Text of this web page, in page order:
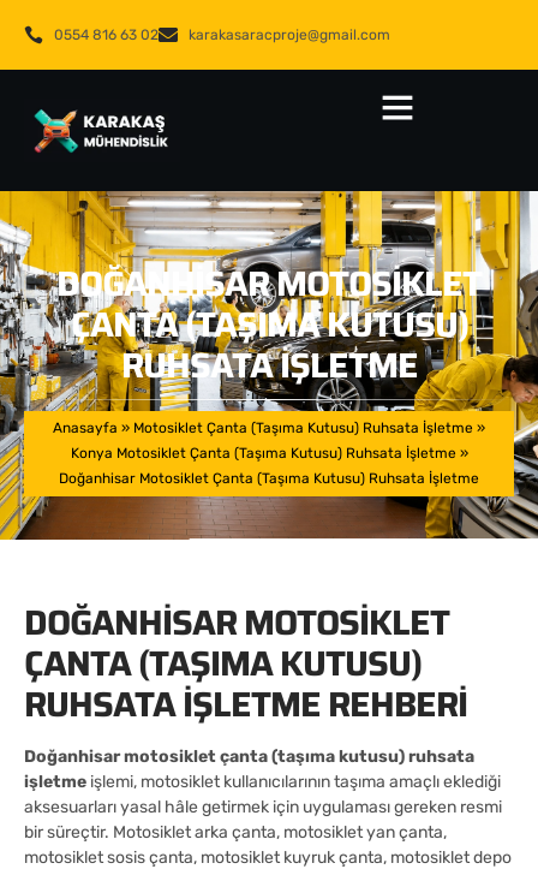
0554 816 63 02 karakasaracproje@gmail.com
DOĞANHISAR MOTOSIKLET
ÇANTA (TAŞIMA KUTUSU)
RUHSATA İŞLETME
Anasayfa » Motosiklet Çanta (Taşıma Kutusu) Ruhsata İşletme »
Konya Motosiklet Çanta (Taşıma Kutusu) Ruhsata İşletme »
Doğanhisar Motosiklet Çanta (Taşıma Kutusu) Ruhsata İşletme
DOĞANHISAR MOTOSIKLET
ÇANTA (TAŞIMA KUTUSU)
RUHSATA İŞLETME REHBERI
Doğanhisar motosiklet çanta (taşıma kutusu) ruhsata
işletme işlemi, motosiklet kullanıcılarının taşıma amaçlı eklediği
aksesuarları yasal hâle getirmek için uygulaması gereken resmi
bir süreçtir. Motosiklet arka çanta, motosiklet yan çanta,
motosiklet sosis çanta, motosiklet kuyruk çanta, motosiklet depo